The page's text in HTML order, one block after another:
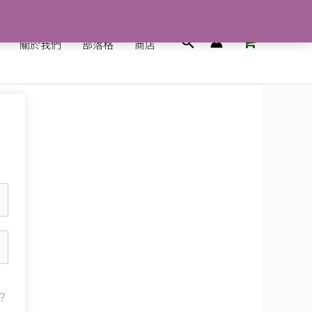
關於我們 部落格 商店
搜